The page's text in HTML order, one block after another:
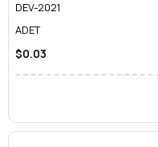
DEV-2021
ADET
$0.03